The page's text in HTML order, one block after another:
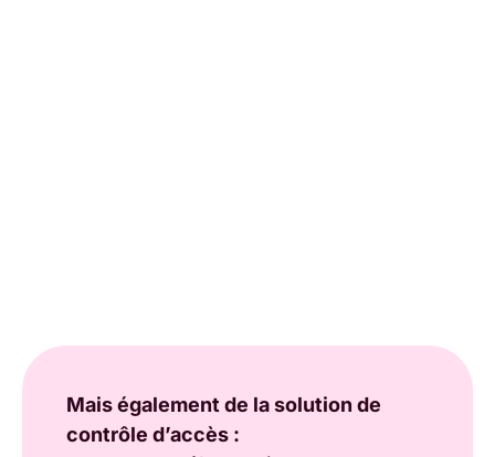
Mais également de la solution de
contrôle d’accès :